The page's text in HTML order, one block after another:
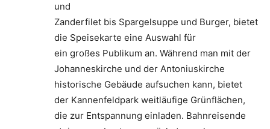
und
Zanderfilet bis Spargelsuppe und Burger, bietet
die Speisekarte eine Auswahl für
ein großes Publikum an. Während man mit der
Johanneskirche und der Antoniuskirche
historische Gebäude aufsuchen kann, bietet
der Kannenfeldpark weitläufige Grünflächen,
die zur Entspannung einladen. Bahnreisende